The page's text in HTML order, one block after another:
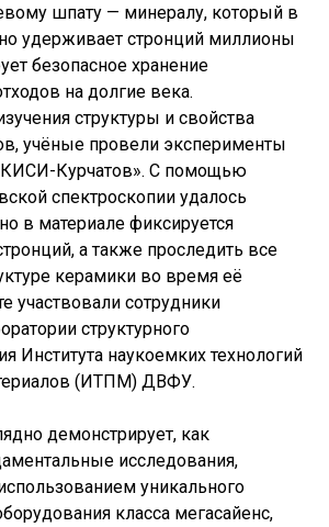
шпату — минералу, который в
удерживает стронций миллионы
безопасное хранение
на долгие века.
структуры и свойства
учёные провели эксперименты
Курчатов». С помощью
спектроскопии удалось
в материале фиксируется
а также проследить все
керамики во время её
участвовали сотрудники
структурного
Института наукоемких технологий
(ИТПМ) ДВФУ.
демонстрирует, как
исследования,
уникального
класса мегасайенс,